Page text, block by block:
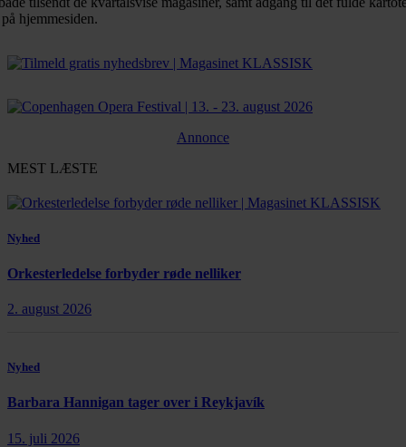
hjemmesiden.
Annonce
MEST LÆSTE
Nyhed
Orkesterledelse forbyder røde nelliker
2. august 2026
Nyhed
Barbara Hannigan tager over i Reykjavík
15. juli 2026